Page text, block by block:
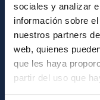
sociales y analizar
información sobre
nuestros partners
web, quienes
que les haya
partir del uso que
Contacto
Cómo llegar al IAC
Directorio de